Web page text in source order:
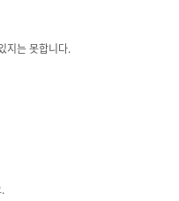
지는 못합니다.